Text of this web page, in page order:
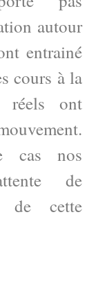
autour
entrainé
cours à la
réels ont
cas nos
de
de cette